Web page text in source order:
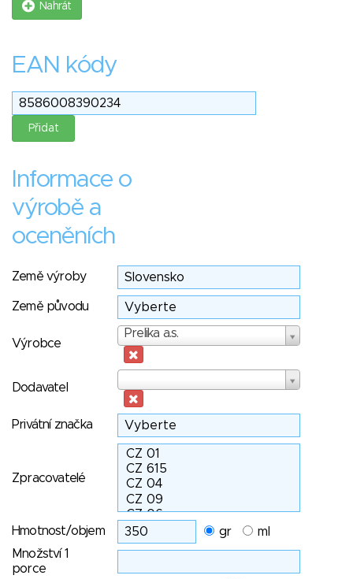
Nahrát
EAN kódy
Informace o
výrobě a
oceněních
Země výroby
Země původu
Výrobce
Prelika a.s.
Výrobce
Dodavatel
Privátní značka
Zpracovatelé
Hmotnost/objem gr
ml
Množství 1
porce